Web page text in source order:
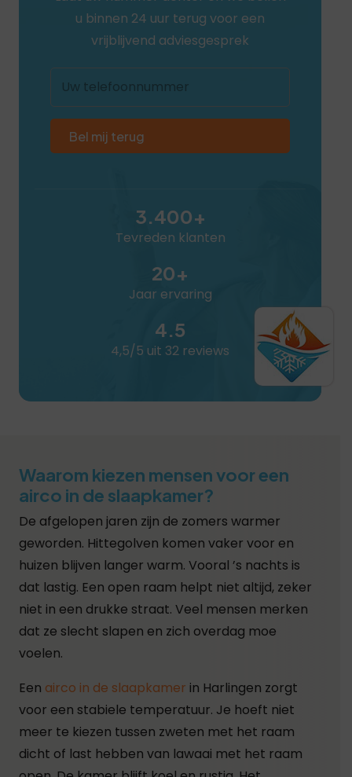
u binnen 24 uur terug voor een
vrijblijvend adviesgesprek
telefoonnummer
3.400+
Tevreden klanten
20+
Jaar ervaring
4.5
4,5/5 uit 32 reviews
Waarom kiezen mensen voor een
airco in de slaapkamer?
De afgelopen jaren zijn de zomers warmer
geworden. Hittegolven komen vaker voor en
huizen blijven langer warm. Vooral ’s nachts is
dat lastig. Een open raam helpt niet altijd, zeker
niet in een drukke straat. Veel mensen merken
dat ze slecht slapen en zich overdag moe
voelen.
Een airco in de slaapkamer in Harlingen zorgt
voor een stabiele temperatuur. Je hoeft niet
meer te kiezen tussen zweten met het raam
dicht of last hebben van lawaai met het raam